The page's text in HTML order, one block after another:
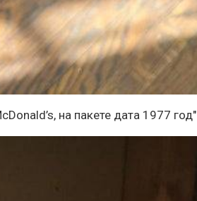
на пакете дата 1977 год"